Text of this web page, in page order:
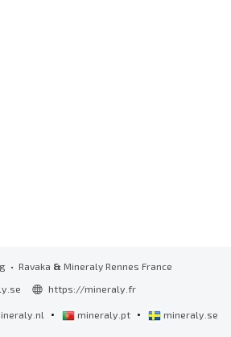
• Ravaka & Mineraly Rennes France
https://mineraly.fr
• mineraly.pt • mineraly.se